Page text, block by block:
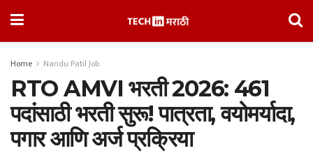
Home Nandu Patil Job
RTO AMVI भरती 2026: 461
पदांसाठी भरती सुरू! पात्रता, वयोमर्यादा,
पगार आणि अर्ज प्रक्रिया